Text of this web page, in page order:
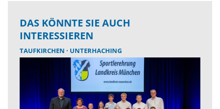
DAS KÖNNTE SIE AUCH
INTERESSIEREN
TAUFKIRCHEN UNTERHACHING